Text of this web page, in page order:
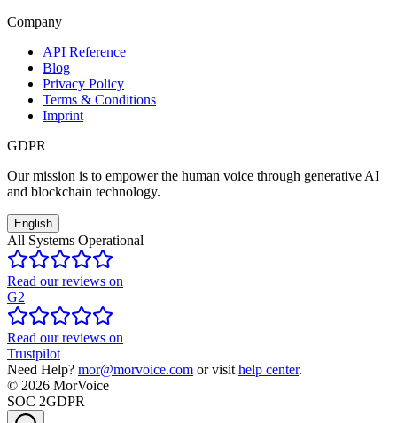
Company
API Reference
Blog
Privacy Policy
Terms & Conditions
Imprint
GDPR
Our mission is to empower the human voice through generative AI
and blockchain technology.
English
All Systems Operational
Read our reviews on
G2
Read our reviews on
Trustpilot
Need Help? mor@morvoice.com or visit help center.
© 2026 MorVoice
SOC 2GDPR